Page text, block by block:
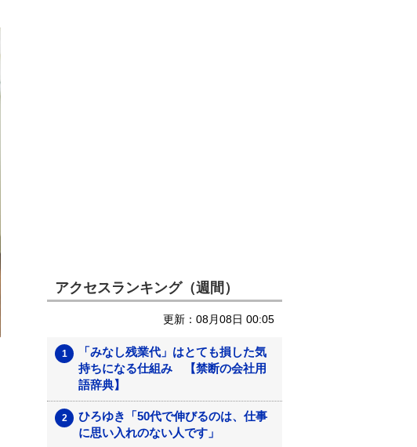
アクセスランキング（週間）
更新：08月08日 00:05
「みなし残業代」はとても損した気
持ちになる仕組み 【禁断の会社用
語辞典】
ひろゆき「50代で伸びるのは、仕事
に思い入れのない人です」